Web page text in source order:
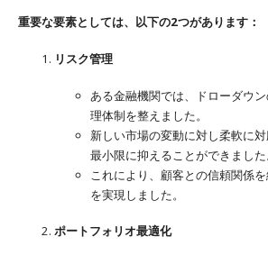
重要な要素としては、以下の2つがあります：
リスク管理
ある金融機関では、ドローダウ
理体制を整えました。
新しい市場の変動に対し柔軟に
最小限に抑えることができました
これにより、顧客との信頼関係
を実現しました。
ポートフォリオ最適化